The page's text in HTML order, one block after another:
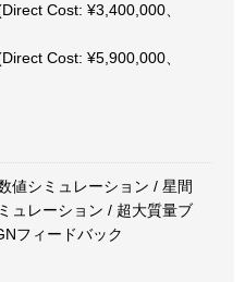
Cost: ¥3,400,000、
Cost: ¥5,900,000、
値シミュレーション / 星間
ュレーション / 超大質量ブ
フィードバック